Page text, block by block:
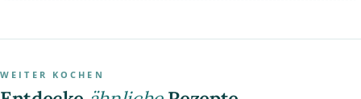
WEITER KOCHEN